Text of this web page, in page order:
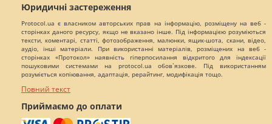
Юридичні застереження
Protocol.ua є власником авторських прав на інформацію, розміщену на веб -
сторінках даного ресурсу, якщо не вказано інше. Під інформацією розуміються
тексти, коментарі, статті, фотозображення, малюнки, ящик-шота, скани, відео,
аудіо, інші матеріали. При використанні матеріалів, розміщених на веб -
сторінках «Протокол» наявність гіперпосилання відкритого для індексації
пошуковими системами на protocol.ua обов`язкове. Під використанням
розуміється копіювання, адаптація, рерайтинг, модифікація тощо.
Повний текст
Приймаємо до оплати